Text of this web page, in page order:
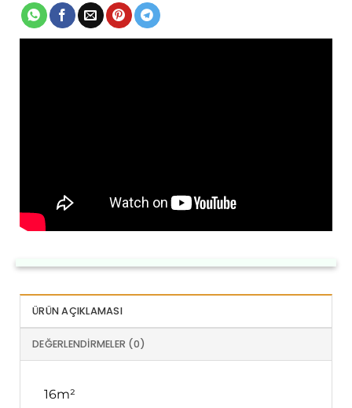
ÜRÜN AÇIKLAMASI
DEĞERLENDIRMELER (0)
16m²